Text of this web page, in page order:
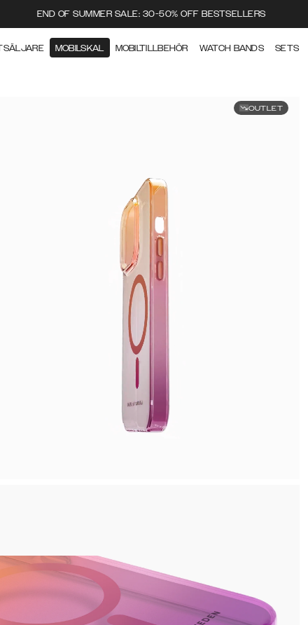
END OF SUMMER SALE: 30-50% OFF BESTSELLERS
MOBILSKAL MOBILTILLBEHÖR WATCH BANDS SETS
OUTLET